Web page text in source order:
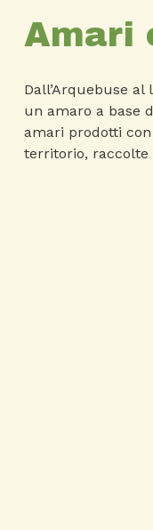
Amari
Dall’Arquebuse
un amaro a base
amari prodotti
territorio, raccolte